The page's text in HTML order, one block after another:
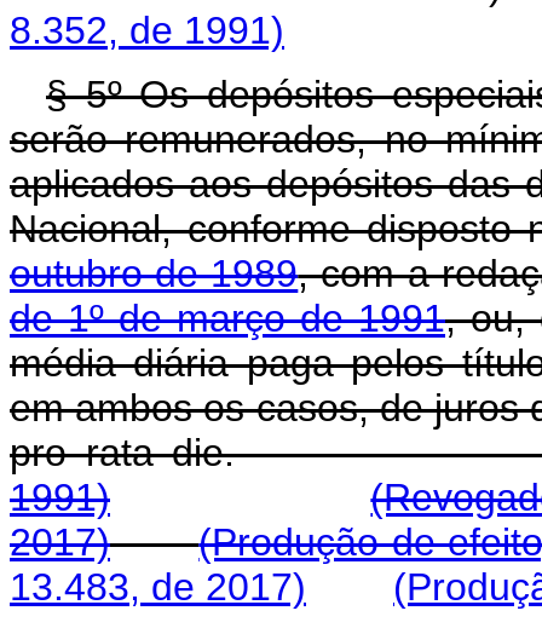
8.352, de 1991)
§ 5º Os depósitos
serão remunerados, no
aplicados aos depósitos das
Nacional, conforme disposto
outubro de 1989, com a
de 1º de março de 1991, ou,
média diária paga pelos
em ambos os casos, de juros
pro rata
1991)
2017)
(Produção de
13.483, de 2017)